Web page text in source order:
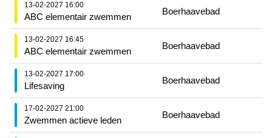
13-02-2027 16:00
ABC elementair zwemmen
Boerhaavebad
13-02-2027 16:45
ABC elementair zwemmen
Boerhaavebad
13-02-2027 17:00
Lifesaving
Boerhaavebad
17-02-2027 21:00
Zwemmen actieve leden
Boerhaavebad